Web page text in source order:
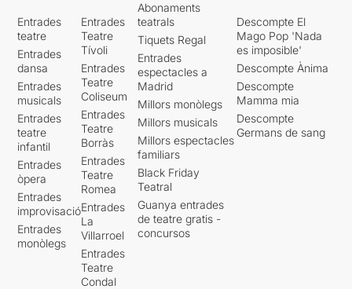
Entrades
teatre
Entrades
dansa
Entrades
musicals
Entrades
teatre
infantil
Entrades
òpera
Entrades
improvisació
Entrades
monòlegs
Entrades
Teatre
Tívoli
Entrades
Teatre
Coliseum
Entrades
Teatre
Borràs
Entrades
Teatre
Romea
Entrades
La
Villarroel
Entrades
Teatre
Condal
Abonaments
teatrals
Tiquets Regal
Entrades
espectacles a
Madrid
Millors monòlegs
Millors musicals
Millors espectacles
familiars
Black Friday
Teatral
Guanya entrades
de teatre gratis -
concursos
Descompte El
Mago Pop 'Nada
es imposible'
Descompte Ànima
Descompte
Mamma mia
Descompte
Germans de sang